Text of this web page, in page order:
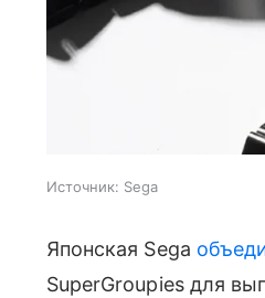
Источник: Sega
Японская Sega
SuperGroupies для